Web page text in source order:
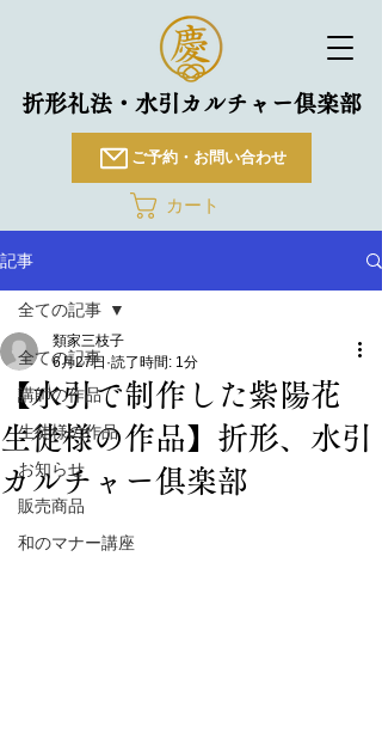
折形礼法・水引カルチャー倶楽部
ご予約・お問い合わせ
カート
記事
全ての記事
講師の作品
生徒様の作品
お知らせ
販売商品
和のマナー講座
全ての記事
【水引で制作した紫陽花
生徒様の作品】折形、水引
カルチャー俱楽部
類家三枝子
6月27日 読了時間: 1分